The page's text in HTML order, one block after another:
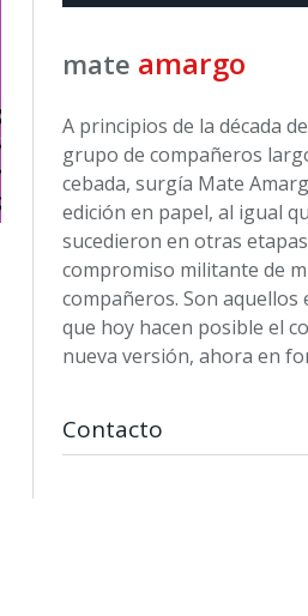
mate amargo
A principios de la década
grupo de compañeros
cebada, surgía Mate
edición en papel, al igual
sucedieron en otras
compromiso militante de
compañeros. Son aquellos
que hoy hacen posible el
nueva versión, ahora en
Contacto